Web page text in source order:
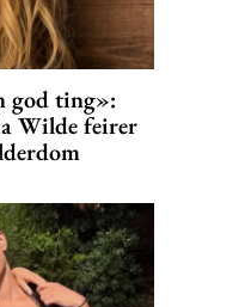
god ting»:
Wilde feirer